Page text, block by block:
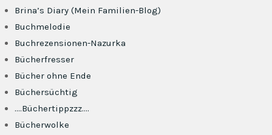
Brina’s Diary (Mein Familien-Blog)
Buchmelodie
Buchrezensionen-Nazurka
Bücherfresser
Bücher ohne Ende
Büchersüchtig
….Büchertippzzz….
Bücherwolke